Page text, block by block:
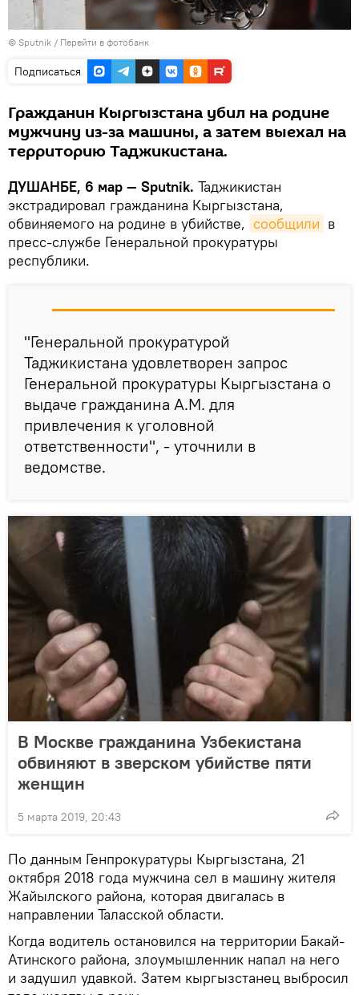
© Sputnik / Перейти в фотобанк
Подписаться
Гражданин Кыргызстана убил на родине
мужчину из-за машины, а затем выехал на
территорию Таджикистана.
ДУШАНБЕ, 6 мар — Sputnik. Таджикистан
экстрадировал гражданина Кыргызстана,
обвиняемого на родине в убийстве, сообщили в
пресс-службе Генеральной прокуратуры
республики.
"Генеральной прокуратурой
Таджикистана удовлетворен запрос
Генеральной прокуратуры Кыргызстана о
выдаче гражданина А.М. для
привлечения к уголовной
ответственности", - уточнили в
ведомстве.
В Москве гражданина Узбекистана
обвиняют в зверском убийстве пяти
женщин
5 марта 2019, 20:43
По данным Генпрокуратуры Кыргызстана, 21
октября 2018 года мужчина сел в машину жителя
Жайылского района, которая двигалась в
направлении Таласской области.
Когда водитель остановился на территории Бакай-
Атинского района, злоумышленник напал на него
и задушил удавкой. Затем кыргызстанец выбросил